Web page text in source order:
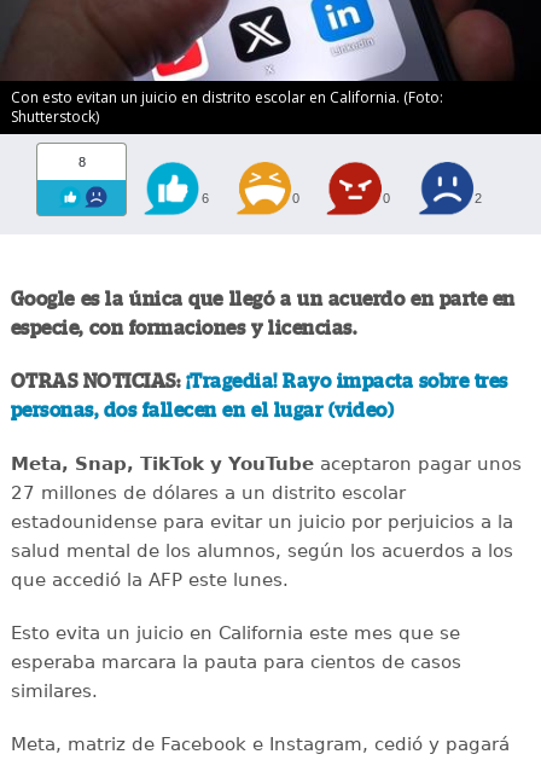
Con esto evitan un juicio en distrito escolar en California. (Foto:
Shutterstock)
8
6 0 0 2
Google es la única que llegó a un acuerdo en parte en
especie, con formaciones y licencias.
OTRAS NOTICIAS: ¡Tragedia! Rayo impacta sobre tres
personas, dos fallecen en el lugar (video)
Meta, Snap, TikTok y YouTubeaceptaron pagar unos
27 millones de dólares a un distrito escolar
estadounidense para evitar un juicio por perjuicios a la
salud mental de los alumnos, según los acuerdos a los
que accedió la AFP este lunes.
Esto evita un juicio en California este mes que se
esperaba marcara la pauta para cientos de casos
similares.
Meta, matriz de Facebook e Instagram, cedió y pagará